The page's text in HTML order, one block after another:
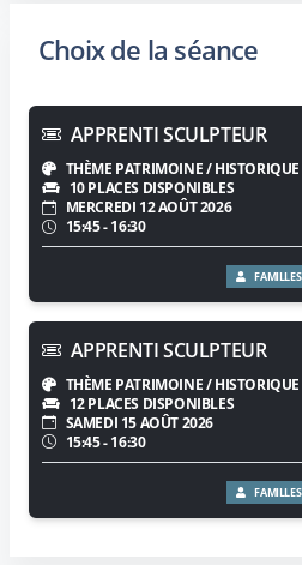
Choix de la séance
APPRENTI SCULPTEUR
THÈME PATRIMOINE / HISTORIQUE
10 PLACES DISPONIBLES
MERCREDI 12 AOÛT 2026
15:45 - 16:30
FAMILLES
APPRENTI SCULPTEUR
THÈME PATRIMOINE / HISTORIQUE
12 PLACES DISPONIBLES
SAMEDI 15 AOÛT 2026
15:45 - 16:30
FAMILLES